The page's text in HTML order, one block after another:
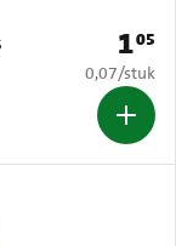
Prijs:
105
€ 0,07 per
0,07/stuk